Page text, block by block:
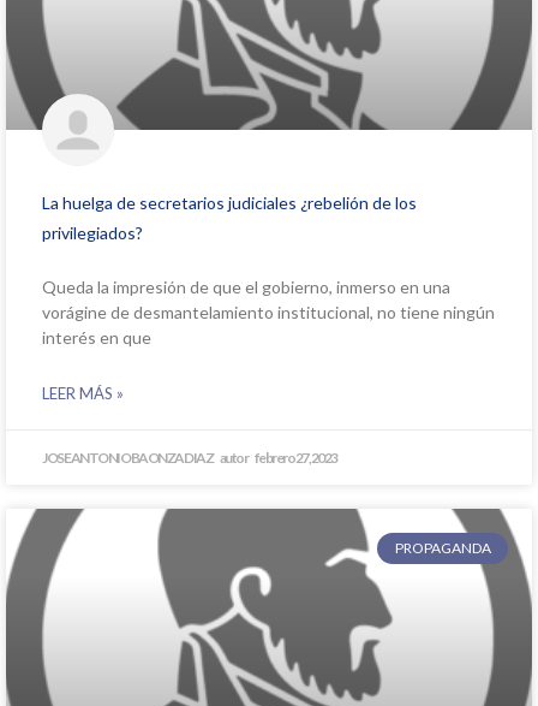
La huelga de secretarios judiciales ¿rebelión de los
privilegiados?
Queda la impresión de que el gobierno, inmerso en una
vorágine de desmantelamiento institucional, no tiene ningún
interés en que
LEER MÁS »
JOSE ANTONIO BAONZA DIAZ febrero 27, 2023
PROPAGANDA